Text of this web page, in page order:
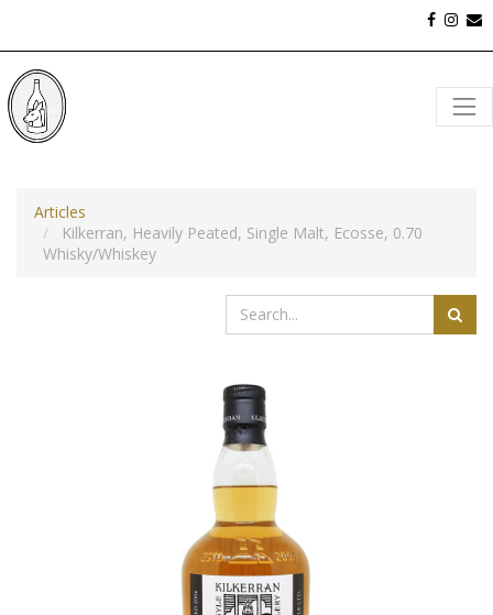
Articles
Kilkerran, Heavily Peated, Single Malt, Ecosse, 0.70
Whisky/Whiskey